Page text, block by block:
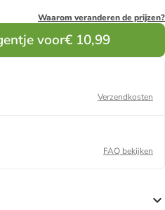
Waarom veranderen de prijzen?
voor€ 10,99
Verzendkosten
FAQ bekijken